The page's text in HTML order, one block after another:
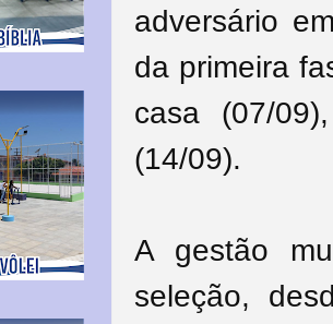
adversário
da primeira
casa (07/
(14/09).
A gestão
seleção,